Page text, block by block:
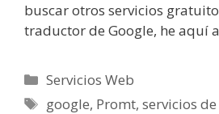
buscar otros servicios
traductor de Google, he aquí
Categorías
Servicios Web
Etiquetas
google, Promt,servicios